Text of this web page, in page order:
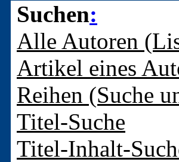
Suchen:
Alle Autoren
Artikel eines
Reihen (Suche
Titel-Suche
Titel-Inhalt-